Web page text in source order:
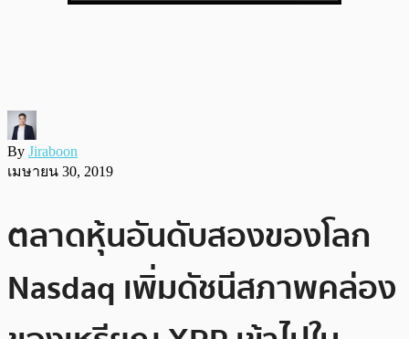
By Jiraboon
เมษายน 30, 2019
ตลาดหุ้นอันดับสองของโลก
Nasdaq เพิ่มดัชนีสภาพคล่อง